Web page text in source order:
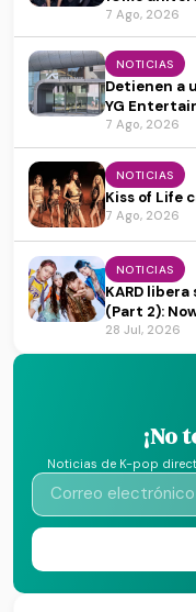
7 Ago, 2026
NOTICIAS
Detienen a
YG
7 Ago, 2026
NOTICIAS
Kiss of Life
7 Ago, 2026
NOTICIAS
KARD libera
(Part 2):
28 Jul, 2026
¡No
Noticias de K-pop